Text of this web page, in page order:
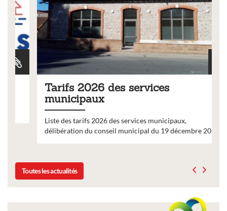
Tarifs 2026 des services
municipaux
Liste des tarifs 2026 des services municipaux,
délibération du conseil municipal du 19 décembre 2025
Toutes les actualités